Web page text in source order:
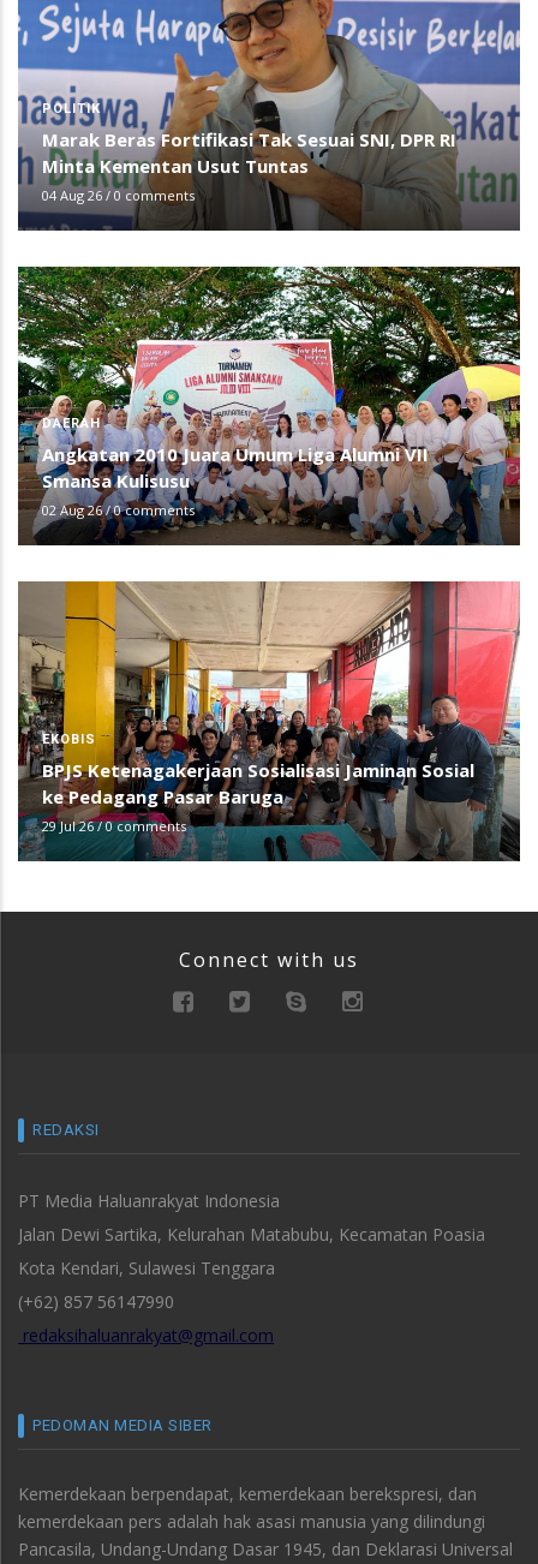
POLITIK
Marak Beras Fortifikasi Tak Sesuai SNI, DPR RI
Minta Kementan Usut Tuntas
04 Aug 26 / 0 comments
DAERAH
Angkatan 2010 Juara Umum Liga Alumni VII
Smansa Kulisusu
02 Aug 26/0 comments
EKOBIS
BPJS Ketenagakerjaan Sosialisasi Jaminan Sosial
ke Pedagang Pasar Baruga
29 Jul 26/0 comments
Connect with us
REDAKSI
PT Media Haluanrakyat Indonesia
Jalan Dewi Sartika, Kelurahan Matabubu, Kecamatan Poasia
Kota Kendari, Sulawesi Tenggara
(+62) 857 56147990
redaksihaluanrakyat@gmail.com
PEDOMAN MEDIA SIBER
Kemerdekaan berpendapat, kemerdekaan berekspresi, dan
kemerdekaan pers adalah hak asasi manusia yang dilindungi
Pancasila, Undang-Undang Dasar 1945, dan Deklarasi Universal